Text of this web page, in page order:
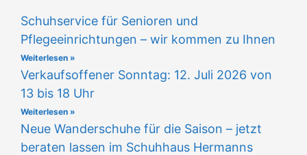
Schuhservice für Senioren und
Pflegeeinrichtungen – wir kommen zu Ihnen
Weiterlesen »
Verkaufsoffener Sonntag: 12. Juli 2026 von
13 bis 18 Uhr
Weiterlesen »
Neue Wanderschuhe für die Saison – jetzt
beraten lassen im Schuhhaus Hermanns